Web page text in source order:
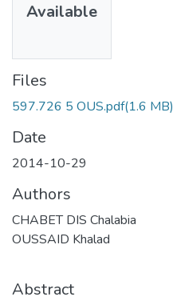
Available
Files
597.726 5 OUS.pdf(1.6 MB)
Date
2014-10-29
Authors
CHABET DIS Chalabia
OUSSAID Khalad
Abstract